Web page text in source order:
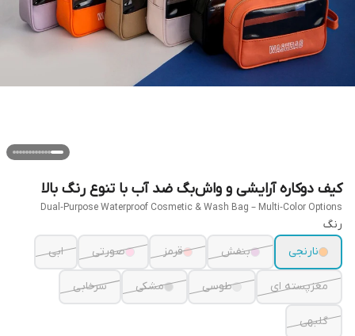
کیف دوکاره آرایشی و واش‌بگ ضد آب با تنوع رنگ بالا
Dual‑Purpose Waterproof Cosmetic & Wash Bag – Multi‑Color Options
رنگ
نارنجی
بنفش قرمز صورتی ابی
مغزپسته ای طوسی مشکی سرخابی
گلبهی